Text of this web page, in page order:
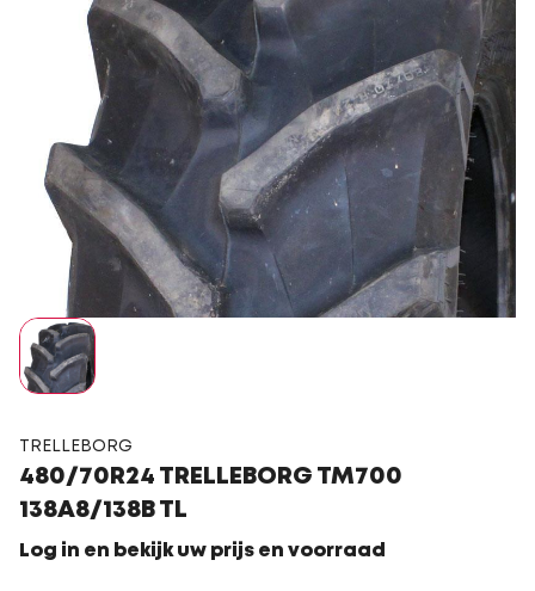
TRELLEBORG
480/70R24 TRELLEBORG TM700
138A8/138B TL
Log in en bekijk uw prijs en voorraad